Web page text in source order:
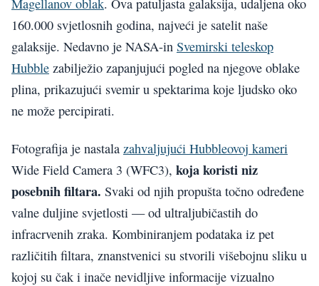
Magellanov oblak. Ova patuljasta galaksija, udaljena oko
160.000 svjetlosnih godina, najveći je satelit naše
galaksije. Nedavno je NASA-in Svemirski teleskop
Hubble zabilježio zapanjujući pogled na njegove oblake
plina, prikazujući svemir u spektarima koje ljudsko oko
ne može percipirati.
Fotografija je nastala zahvaljujući Hubbleovoj kameri
Wide Field Camera 3 (WFC3), koja koristi niz
posebnih filtara. Svaki od njih propušta točno određene
valne duljine svjetlosti — od ultraljubičastih do
infracrvenih zraka. Kombiniranjem podataka iz pet
različitih filtara, znanstvenici su stvorili višebojnu sliku u
kojoj su čak i inače nevidljive informacije vizualno